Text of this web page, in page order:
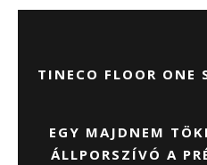
TINECO FLOOR ONE
EGY MAJDNEM
ÁLLPORSZÍVÓ A